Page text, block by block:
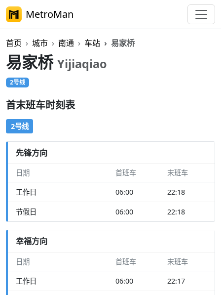
MetroMan
首页 城市 南通 车站 易家桥
易家桥 Yijiaqiao
2号线
首末班车时刻表
2号线
先锋方向
日期 首班车 末班车
工作日 06:00 22:18
节假日 06:00 22:18
幸福方向
日期 首班车 末班车
工作日 06:00 22:17